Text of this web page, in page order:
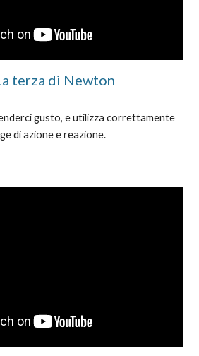
terza di Newton
gusto, e utilizza correttamente
di azione e reazione.